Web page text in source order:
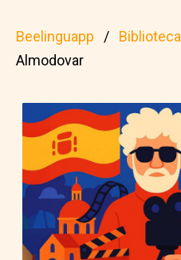
Beelinguapp Biblioteca
Almodovar